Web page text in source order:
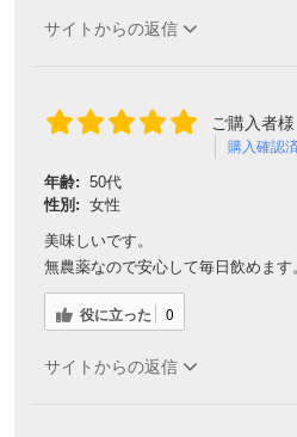
サイトからの返信
ご購入者様
購入確認
年齢: 50代
性別: 女性
美味しいです。
無農薬なので安心して毎日飲めます
役に立った 0
サイトからの返信